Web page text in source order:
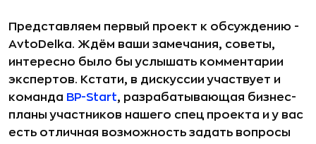
Представляем первый проект к обсуждению -
AvtoDelka. Ждём ваши замечания, советы,
интересно было бы услышать комментарии
экспертов. Кстати, в дискуссии участвует и
команда BP-Start, разрабатывающая бизнес-
планы участников нашего спец проекта и у вас
есть отличная возможность задать вопросы